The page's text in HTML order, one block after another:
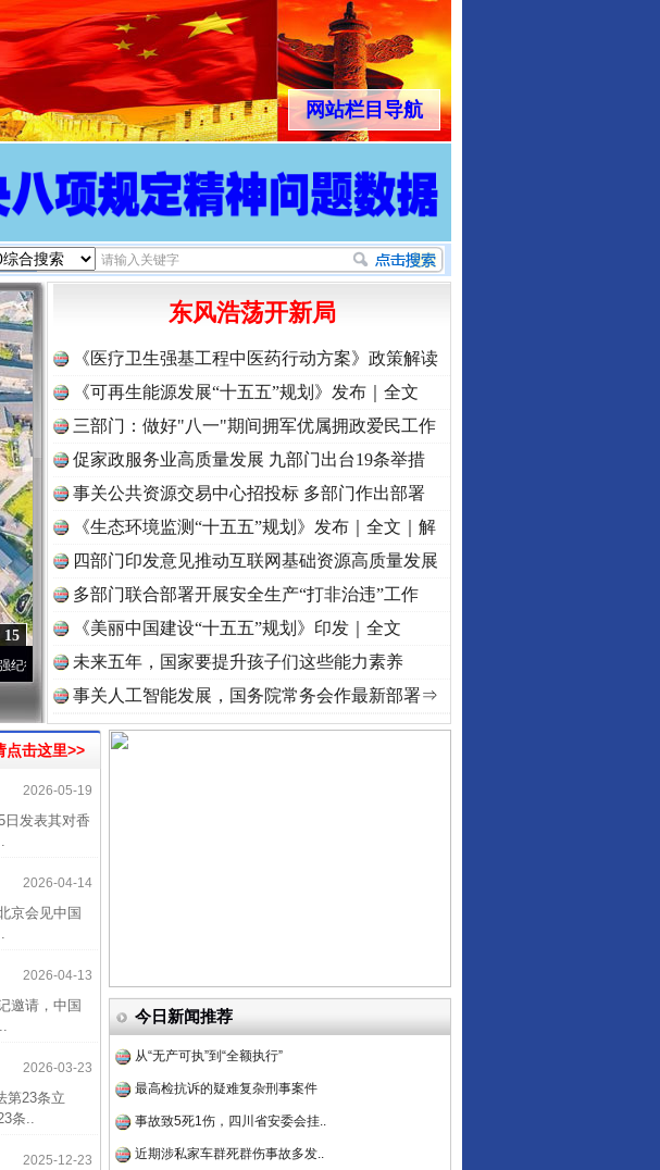
网站栏目导航
15
视频] 牢记初心使命 奋进复兴征程丨“转折之城”激荡..·[视频]牢记初心使命 奋进复兴征程丨红船起航处 潮起..
东风浩荡开新局
《医疗卫生强基工程中医药行动方案》政策解读
《可再生能源发展“十五五”规划》发布｜全文
三部门：做好"八一"期间拥军优属拥政爱民工作
促家政服务业高质量发展 九部门出台19条举措
事关公共资源交易中心招投标 多部门作出部署
《生态环境监测“十五五”规划》发布｜全文｜解
读
四部门印发意见推动互联网基础资源高质量发展
多部门联合部署开展安全生产“打非治违”工作
《美丽中国建设“十五五”规划》印发｜全文
未来五年，国家要提升孩子们这些能力素养
事关人工智能发展，国务院常务会作最新部署⇒
点击这里>>
2026-05-19
发表其对香
2026-04-14
会见中国
2026-04-13
请，中国
2026-03-23
23条立
条..
2025-12-23
今日新闻推荐
近期涉私家车群死群伤事故多发..
半生相守，一别两宽：这场老年..
官方通报西安赛格商场坠亡事件
从“无产可执”到“全额执行”
最高检抗诉的疑难复杂刑事案件
事故致5死1伤，四川省安委会挂..
近期涉私家车群死群伤事故多发..
半生相守，一别两宽：这场老年..